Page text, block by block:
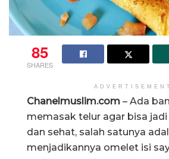
85
SHARES
ADVERTISEMENT
Chanelmuslim.com – Ada
memasak telur agar bisa
dan sehat, salah satunya
menjadikannya omelet isi